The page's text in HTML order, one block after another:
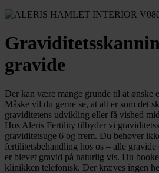
gravide
Der kan være mange grunde til at ønske
Måske vil du gerne se, at alt er som det
graviditetens udvikling eller få vished
Hos Aleris Fertility tilbyder vi
graviditetsuge 6 og frem. Du behøver
fertilitetsbehandling hos os – alle
er blevet gravid på naturlig vis. Du
klinikken telefonisk. Der kræves ingen